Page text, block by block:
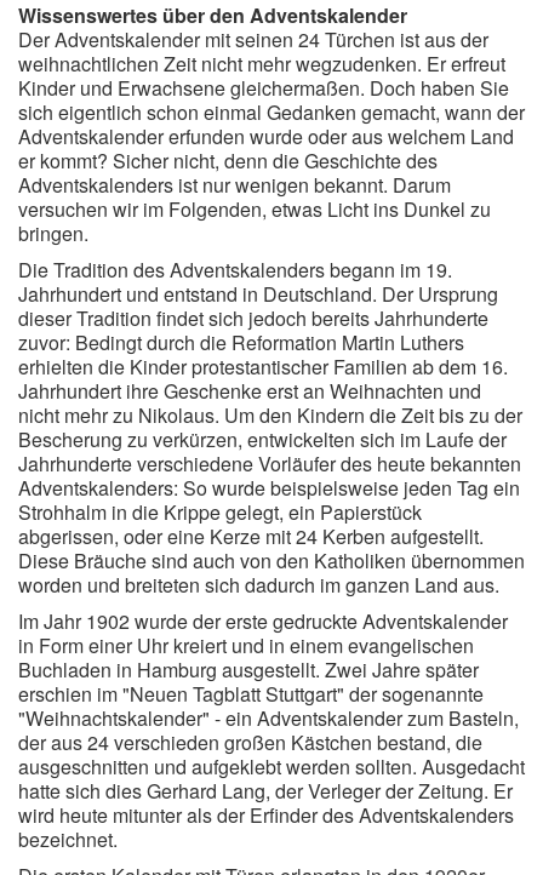
Wissenswertes über den Adventskalender
Der Adventskalender mit seinen 24 Türchen ist aus der
weihnachtlichen Zeit nicht mehr wegzudenken. Er erfreut
Kinder und Erwachsene gleichermaßen. Doch haben Sie
sich eigentlich schon einmal Gedanken gemacht, wann der
Adventskalender erfunden wurde oder aus welchem Land
er kommt? Sicher nicht, denn die Geschichte des
Adventskalenders ist nur wenigen bekannt. Darum
versuchen wir im Folgenden, etwas Licht ins Dunkel zu
bringen.
Die Tradition des Adventskalenders begann im 19.
Jahrhundert und entstand in Deutschland. Der Ursprung
dieser Tradition findet sich jedoch bereits Jahrhunderte
zuvor: Bedingt durch die Reformation Martin Luthers
erhielten die Kinder protestantischer Familien ab dem 16.
Jahrhundert ihre Geschenke erst an Weihnachten und
nicht mehr zu Nikolaus. Um den Kindern die Zeit bis zu der
Bescherung zu verkürzen, entwickelten sich im Laufe der
Jahrhunderte verschiedene Vorläufer des heute bekannten
Adventskalenders: So wurde beispielsweise jeden Tag ein
Strohhalm in die Krippe gelegt, ein Papierstück
abgerissen, oder eine Kerze mit 24 Kerben aufgestellt.
Diese Bräuche sind auch von den Katholiken übernommen
worden und breiteten sich dadurch im ganzen Land aus.
Im Jahr 1902 wurde der erste gedruckte Adventskalender
in Form einer Uhr kreiert und in einem evangelischen
Buchladen in Hamburg ausgestellt. Zwei Jahre später
erschien im "Neuen Tagblatt Stuttgart" der sogenannte
"Weihnachtskalender" - ein Adventskalender zum Basteln,
der aus 24 verschieden großen Kästchen bestand, die
ausgeschnitten und aufgeklebt werden sollten. Ausgedacht
hatte sich dies Gerhard Lang, der Verleger der Zeitung. Er
wird heute mitunter als der Erfinder des Adventskalenders
bezeichnet.